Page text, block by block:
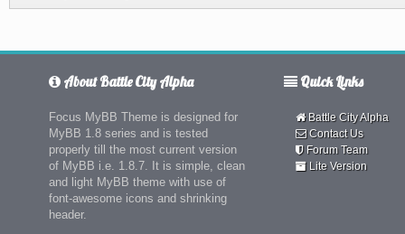
About Battle City Alpha
Focus MyBB Theme is designed for
MyBB 1.8 series and is tested
properly till the most current version
of MyBB i.e. 1.8.7. It is simple, clean
and light MyBB theme with use of
font-awesome icons and shrinking
header.
Quick Links
Battle City Alpha
Contact Us
Forum Team
Lite Version